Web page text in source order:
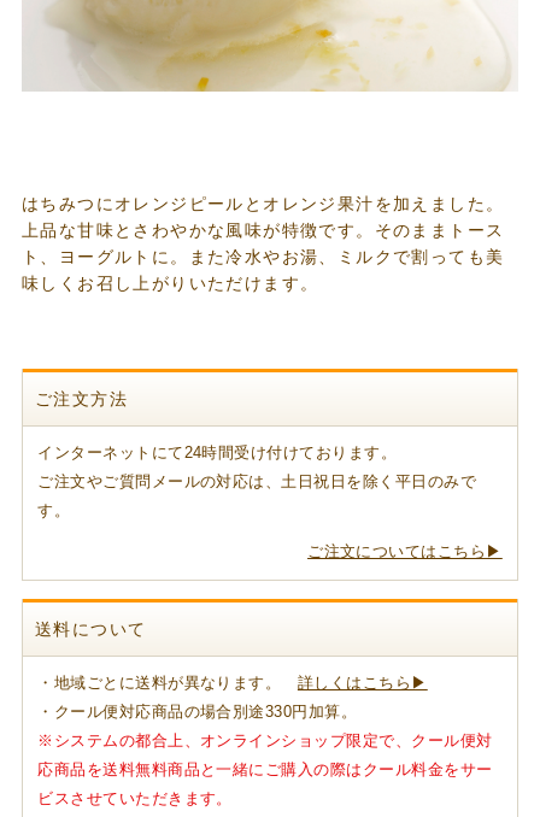
はちみつにオレンジピールとオレンジ果汁を加えました。
上品な甘味とさわやかな風味が特徴です。そのままトース
ト、ヨーグルトに。また冷水やお湯、ミルクで割っても美
味しくお召し上がりいただけます。
ご注文方法
インターネットにて24時間受け付けております。
ご注文やご質問メールの対応は、土日祝日を除く平日のみで
す。
ご注文についてはこちら▶
送料について
・地域ごとに送料が異なります。 詳しくはこちら▶
・クール便対応商品の場合別途330円加算。
※システムの都合上、オンラインショップ限定で、クール便対
応商品を送料無料商品と一緒にご購入の際はクール料金をサー
ビスさせていただきます。